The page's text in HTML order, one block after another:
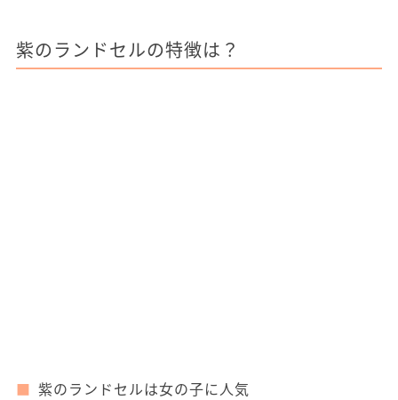
紫のランドセルの特徴は？
紫のランドセルは女の子に人気